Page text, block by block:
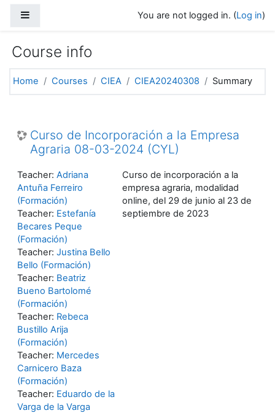
You are not logged in. (Log in)
Course info
Home Courses CIEA CIEA20240308 Summary
Curso de Incorporación a la Empresa
Agraria 08-03-2024 (CYL)
Curso de incorporación a la
empresa agraria, modalidad
online, del 29 de junio al 23 de
septiembre de 2023
Teacher: Adriana
Antuña Ferreiro
(Formación)
Teacher: Estefanía
Becares Peque
(Formación)
Teacher: Justina Bello
Bello (Formación)
Teacher: Beatriz
Bueno Bartolomé
(Formación)
Teacher: Rebeca
Bustillo Arija
(Formación)
Teacher: Mercedes
Carnicero Baza
(Formación)
Teacher: Eduardo de la
Varga de la Varga